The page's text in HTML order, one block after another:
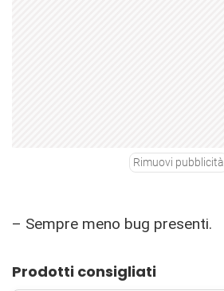
Rimuovi pubblicità
– Sempre meno bug presenti.
Prodotti consigliati